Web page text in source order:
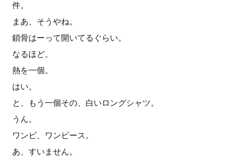
件。
まあ、そうやね。
鎖骨はーって開いてるぐらい。
なるほど。
熱を一個。
はい。
と、もう一個その、白いロングシャツ。
うん。
ワンピ、ワンピース。
あ、すいません。